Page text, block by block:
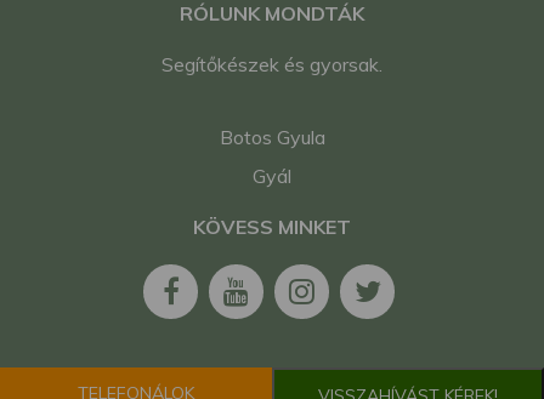
TELEFONÁLOK
RÓLUNK MONDTÁK
Segítőkészek és gyorsak.
Botos Gyula
Gyál
KÖVESS MINKET